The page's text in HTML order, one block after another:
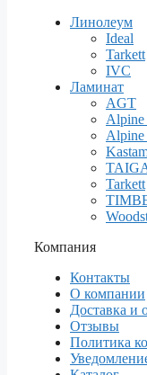
Линолеум
Ideal
Tarkett
IVC
Ламинат
AGT
Alpine
Alpine
Tarkett
Компания
Контакты
О компании
Доставка и
Отзывы
Политика